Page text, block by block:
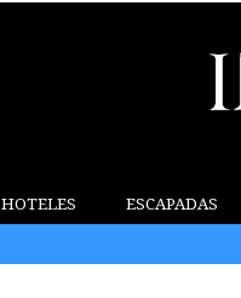
HOTELES ESCAPADAS